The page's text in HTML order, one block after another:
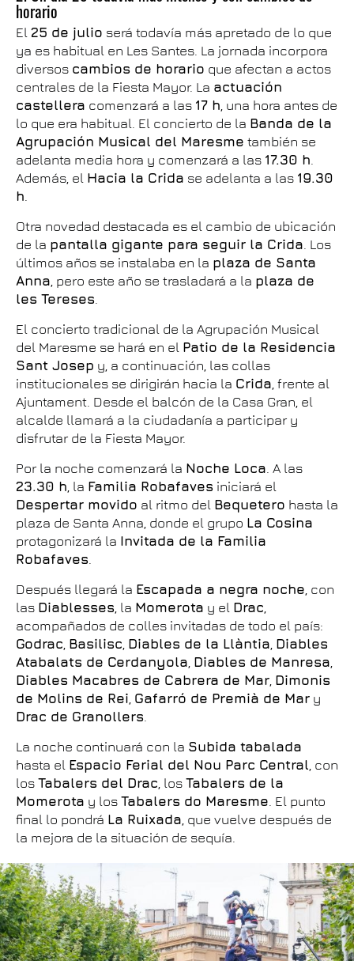
horario
El 25 de julio será todavía más apretado de lo que
ya es habitual en Les Santes. La jornada incorpora
diversos cambios de horario que afectan a actos
centrales de la Fiesta Mayor. La actuación
castellera comenzará a las 17 h, una hora antes de
lo que era habitual. El concierto de la Banda de la
Agrupación Musical del Maresme también se
adelanta media hora y comenzará a las 17.30 h.
Además, el Hacia la Crida se adelanta a las 19.30
h.
Otra novedad destacada es el cambio de ubicación
de la pantalla gigante para seguir la Crida. Los
últimos años se instalaba en la plaza de Santa
Anna, pero este año se trasladará a la plaza de
les Tereses.
El concierto tradicional de la Agrupación Musical
del Maresme se hará en el Patio de la Residencia
Sant Josep y, a continuación, las collas
institucionales se dirigirán hacia la Crida, frente al
Ajuntament. Desde el balcón de la Casa Gran, el
alcalde llamará a la ciudadanía a participar y
disfrutar de la Fiesta Mayor.
Por la noche comenzará la Noche Loca. A las
23.30 h, la Familia Robafaves iniciará el
Despertar movido al ritmo del Bequetero hasta la
plaza de Santa Anna, donde el grupo La Cosina
protagonizará la Invitada de la Familia
Robafaves.
Después llegará la Escapada a negra noche, con
las Diablesses, la Momerota y el Drac,
acompañados de colles invitadas de todo el país:
Godrac, Basilisc, Diables de la Llàntia, Diables
Atabalats de Cerdanyola, Diables de Manresa,
Diables Macabres de Cabrera de Mar, Dimonis
de Molins de Rei, Gafarró de Premià de Mar y
Drac de Granollers.
La noche continuará con la Subida tabalada
hasta el Espacio Ferial del Nou Parc Central, con
los Tabalers del Drac, los Tabalers de la
Momerota y los Tabalers do Maresme. El punto
final lo pondrá La Ruixada, que vuelve después de
la mejora de la situación de sequía.